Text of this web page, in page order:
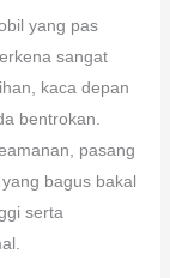
yang pas
sangat
kaca depan
bentrokan.
pasang
bagus bakal
serta